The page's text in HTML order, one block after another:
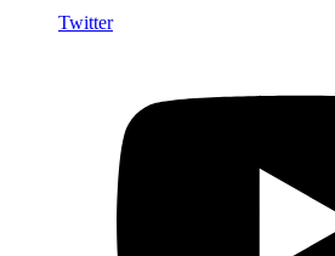
Twitter